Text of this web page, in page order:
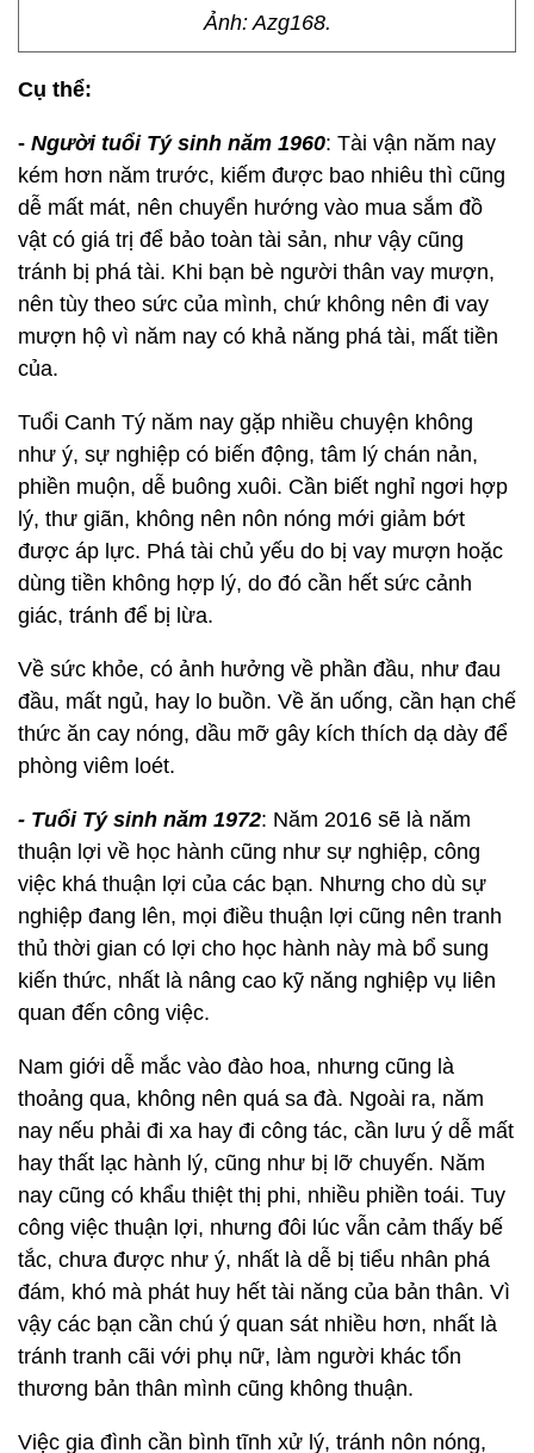
Ảnh: Azg168.
Cụ thể:
- Người tuổi Tý sinh năm 1960: Tài vận năm nay
kém hơn năm trước, kiếm được bao nhiêu thì cũng
dễ mất mát, nên chuyển hướng vào mua sắm đồ
vật có giá trị để bảo toàn tài sản, như vậy cũng
tránh bị phá tài. Khi bạn bè người thân vay mượn,
nên tùy theo sức của mình, chứ không nên đi vay
mượn hộ vì năm nay có khả năng phá tài, mất tiền
của.
Tuổi Canh Tý năm nay gặp nhiều chuyện không
như ý, sự nghiệp có biến động, tâm lý chán nản,
phiền muộn, dễ buông xuôi. Cần biết nghỉ ngơi hợp
lý, thư giãn, không nên nôn nóng mới giảm bớt
được áp lực. Phá tài chủ yếu do bị vay mượn hoặc
dùng tiền không hợp lý, do đó cần hết sức cảnh
giác, tránh để bị lừa.
Về sức khỏe, có ảnh hưởng về phần đầu, như đau
đầu, mất ngủ, hay lo buồn. Về ăn uống, cần hạn chế
thức ăn cay nóng, dầu mỡ gây kích thích dạ dày để
phòng viêm loét.
- Tuổi Tý sinh năm 1972: Năm 2016 sẽ là năm
thuận lợi về học hành cũng như sự nghiệp, công
việc khá thuận lợi của các bạn. Nhưng cho dù sự
nghiệp đang lên, mọi điều thuận lợi cũng nên tranh
thủ thời gian có lợi cho học hành này mà bổ sung
kiến thức, nhất là nâng cao kỹ năng nghiệp vụ liên
quan đến công việc.
Nam giới dễ mắc vào đào hoa, nhưng cũng là
thoảng qua, không nên quá sa đà. Ngoài ra, năm
nay nếu phải đi xa hay đi công tác, cần lưu ý dễ mất
hay thất lạc hành lý, cũng như bị lỡ chuyến. Năm
nay cũng có khẩu thiệt thị phi, nhiều phiền toái. Tuy
công việc thuận lợi, nhưng đôi lúc vẫn cảm thấy bế
tắc, chưa được như ý, nhất là dễ bị tiểu nhân phá
đám, khó mà phát huy hết tài năng của bản thân. Vì
vậy các bạn cần chú ý quan sát nhiều hơn, nhất là
tránh tranh cãi với phụ nữ, làm người khác tổn
thương bản thân mình cũng không thuận.
Việc gia đình cần bình tĩnh xử lý, tránh nôn nóng,